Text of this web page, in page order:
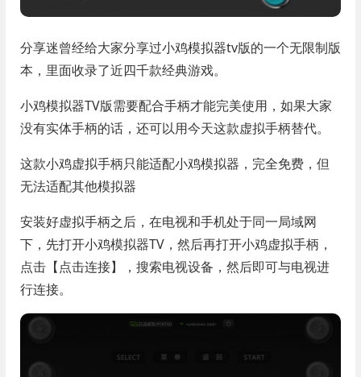
分享迷曾经给大家分享过小鸡模拟器tv版的一个无限制版
本，里面收录了近四千款经典游戏。
小鸡模拟器TV版需要配合手柄才能完美使用，如果大家
没有实体手柄的话，还可以用今天这款虚拟手柄替代。
这款小鸡虚拟手柄只能适配小鸡模拟器，完全免费，但
无法适配其他模拟器
安装好虚拟手柄之后，在电视和手机处于同一局域网
下，先打开小鸡模拟器TV，然后再打开小鸡虚拟手柄，
点击【点击连接】，搜索电视设备，然后即可与电视进
行连接。